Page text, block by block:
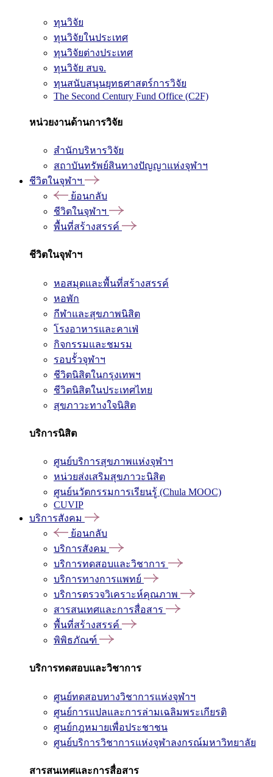
ทุนวิจัย
ทุนวิจัยในประเทศ
ทุนวิจัยต่างประเทศ
ทุนวิจัย สบจ.
ทุนสนับสนุนยุทธศาสตร์การวิจัย
The Second Century Fund Office (C2F)
หน่วยงานด้านการวิจัย
สำนักบริหารวิจัย
สถาบันทรัพย์สินทางปัญญาแห่งจุฬาฯ
ชีวิตในจุฬาฯ
ย้อนกลับ
ชีวิตในจุฬาฯ
พื้นที่สร้างสรรค์
ชีวิตในจุฬาฯ
หอสมุดและพื้นที่สร้างสรรค์
หอพัก
กีฬาและสุขภาพนิสิต
โรงอาหารและคาเฟ่
กิจกรรมและชมรม
รอบรั้วจุฬาฯ
ชีวิตนิสิตในกรุงเทพฯ
ชีวิตนิสิตในประเทศไทย
สุขภาวะทางใจนิสิต
บริการนิสิต
ศูนย์บริการสุขภาพแห่งจุฬาฯ
หน่วยส่งเสริมสุขภาวะนิสิต
ศูนย์นวัตกรรมการเรียนรู้ (Chula MOOC)
CUVIP
บริการสังคม
ย้อนกลับ
บริการสังคม
บริการทดสอบและวิชาการ
บริการทางการแพทย์
บริการตรวจวิเคราะห์คุณภาพ
สารสนเทศและการสื่อสาร
พื้นที่สร้างสรรค์
พิพิธภัณฑ์
บริการทดสอบและวิชาการ
ศูนย์ทดสอบทางวิชาการแห่งจุฬาฯ
ศูนย์การแปลและการล่ามเฉลิมพระเกียรติ
ศูนย์กฎหมายเพื่อประชาชน
ศูนย์บริการวิชาการแห่งจุฬาลงกรณ์มหาวิทยาลัย
สารสนเทศและการสื่อสาร